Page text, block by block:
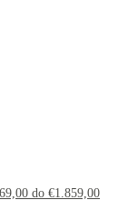
do €1.859,00